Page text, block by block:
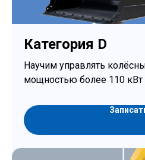
Категория D
Научим управлять
мощностью более 110 кВт